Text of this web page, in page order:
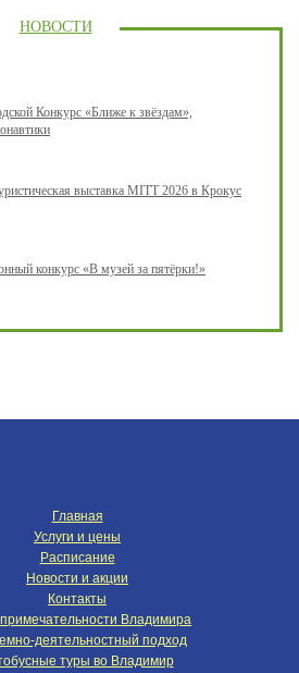
НОВОСТИ
Конкурс «Ближе к звёздам»,
выставка MITT 2026 в Крокус
конкурс «В музей за пятёрки!»
Главная
Услуги и цены
Расписание
Новости и акции
Контакты
Владимира
деятельностный подход
туры во Владимир